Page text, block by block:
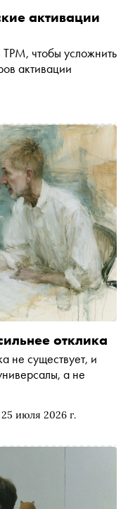
активации
чтобы усложнить
активации
25 июля 2026 г.
отклика
не существует, и
а не